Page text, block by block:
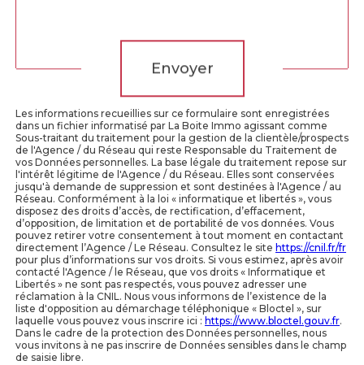
Envoyer
Les informations recueillies sur ce formulaire sont enregistrées
dans un fichier informatisé par La Boite Immo agissant comme
Sous-traitant du traitement pour la gestion de la clientèle/prospects
de l'Agence / du Réseau qui reste Responsable du Traitement de
vos Données personnelles. La base légale du traitement repose sur
l'intérêt légitime de l'Agence / du Réseau. Elles sont conservées
jusqu'à demande de suppression et sont destinées à l'Agence / au
Réseau. Conformément à la loi « informatique et libertés », vous
disposez des droits d’accès, de rectification, d’effacement,
d’opposition, de limitation et de portabilité de vos données. Vous
pouvez retirer votre consentement à tout moment en contactant
directement l’Agence / Le Réseau. Consultez le site https://cnil.fr/fr
pour plus d’informations sur vos droits. Si vous estimez, après avoir
contacté l'Agence / le Réseau, que vos droits « Informatique et
Libertés » ne sont pas respectés, vous pouvez adresser une
réclamation à la CNIL. Nous vous informons de l’existence de la
liste d'opposition au démarchage téléphonique « Bloctel », sur
laquelle vous pouvez vous inscrire ici : https://www.bloctel.gouv.fr.
Dans le cadre de la protection des Données personnelles, nous
vous invitons à ne pas inscrire de Données sensibles dans le champ
de saisie libre.